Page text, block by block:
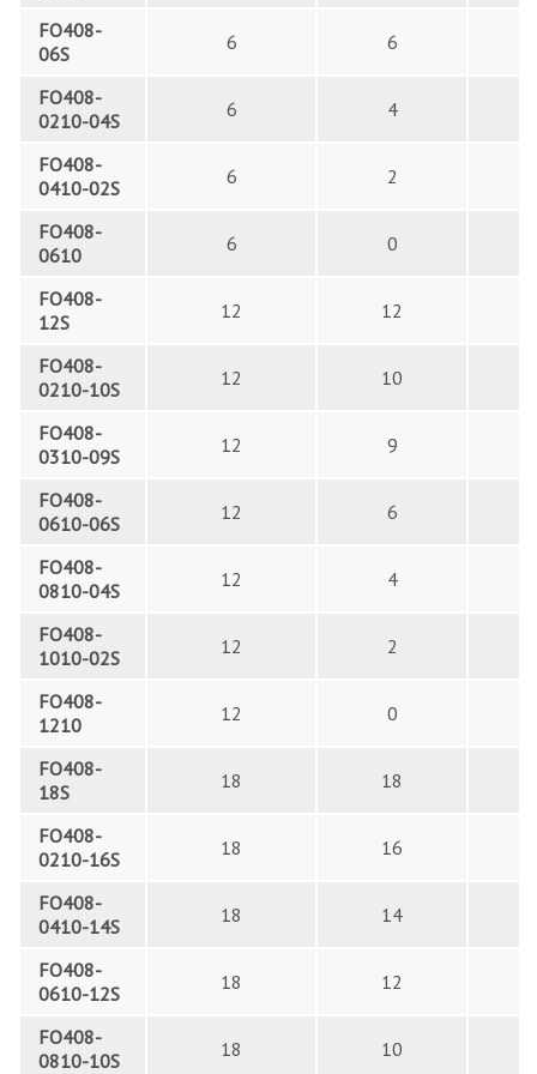
FO408-
06S
6 6
FO408-
0210-04S
6 4
FO408-
0410-02S
6 2
FO408-
0610
6 0
FO408-
12S
12 12
FO408-
0210-10S
12 10
FO408-
0310-09S
12 9
FO408-
0610-06S
12 6
FO408-
0810-04S
12 4
FO408-
1010-02S
12 2
FO408-
1210
12 0
FO408-
18S
18 18
FO408-
0210-16S
18 16
FO408-
0410-14S
18 14
FO408-
0610-12S
18 12
FO408-
0810-10S
18 10